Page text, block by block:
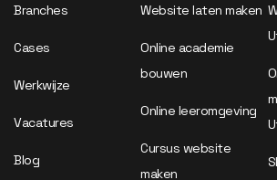
Branches
Cases
Werkwijze
Vacatures
Blog
Website laten maken
Online academie
bouwen
Online leeromgeving
Cursus website
maken